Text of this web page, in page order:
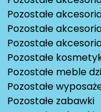
Pozostałe
Pozostałe
Pozostałe
Pozostałe
Pozostałe meble
Pozostałe
Pozostałe zabawki